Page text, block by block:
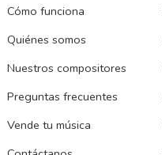
Cómo funciona
Quiénes somos
Nuestros compositores
Preguntas frecuentes
Vende tu música